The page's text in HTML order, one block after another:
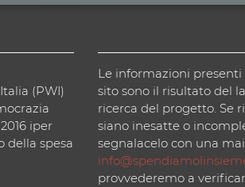
(PWI)
iper
della spesa
Le informazioni presenti
sito sono il risultato del
ricerca del progetto. Se
siano inesatte o
segnalacelo con una
provvederemo a